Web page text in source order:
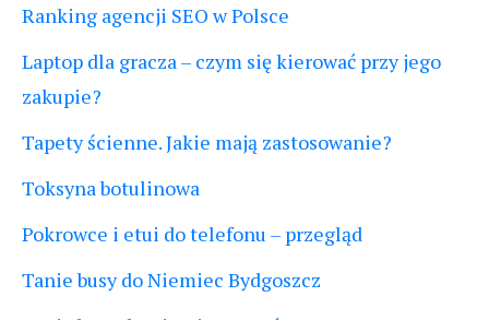
Ranking agencji SEO w Polsce
Laptop dla gracza – czym się kierować przy jego
zakupie?
Tapety ścienne. Jakie mają zastosowanie?
Toksyna botulinowa
Pokrowce i etui do telefonu – przegląd
Tanie busy do Niemiec Bydgoszcz